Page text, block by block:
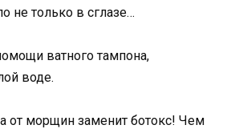
не только в сглазе…
ватного тампона,
воде.
от морщин заменит ботокс! Чем